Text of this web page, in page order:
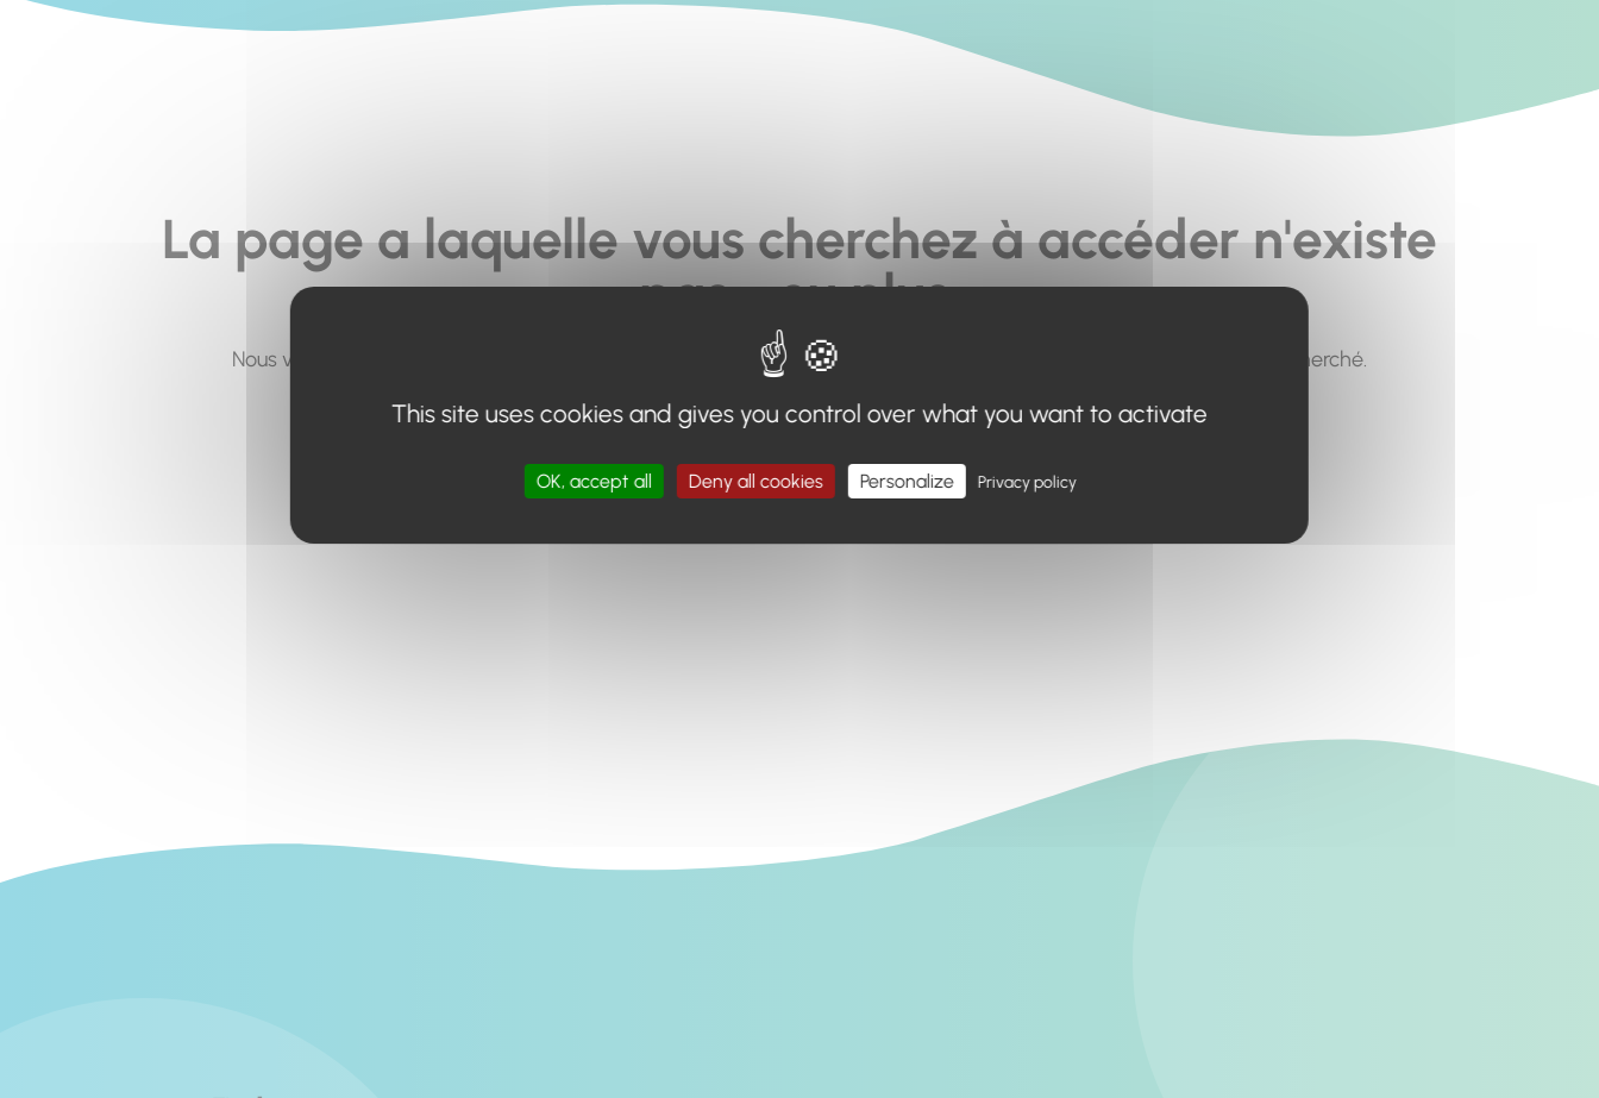
La page a laquelle vous cherchez à accéder n'existe
pas... ou plus.
Nous vous invitons à utiliser le moteur de recherche en haut de page, ou à utiliser le menu pour trouver le contenu recherché.
Retour à l'accueil
This site uses cookies and gives you control over what you want to activate
OK, accept all Deny all cookies Personalize Privacy policy